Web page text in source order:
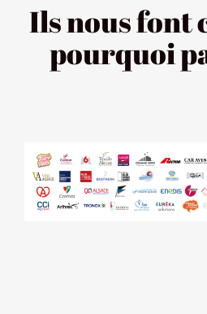
Ils nous font
pourquoi